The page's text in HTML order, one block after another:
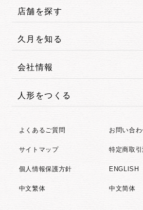
店舗を探す
久月を知る
会社情報
人形をつくる
よくあるご質問 お問い合わ
サイトマップ 特定商取
個人情報保護方針 ENGLISH
中文繁体 中文简体